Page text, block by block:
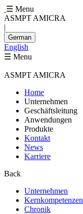
☰ Menu
ASMPT AMICRA
|
German
English
☰ Menu
ASMPT AMICRA
Home
Unternehmen
Geschäftsleitung
Anwendungen
Produkte
Kontakt
News
Karriere
Back
Unternehmen
Kernkompetenzen
Chronik